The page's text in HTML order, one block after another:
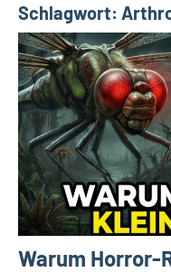
Schlagwort:
Warum Horror-